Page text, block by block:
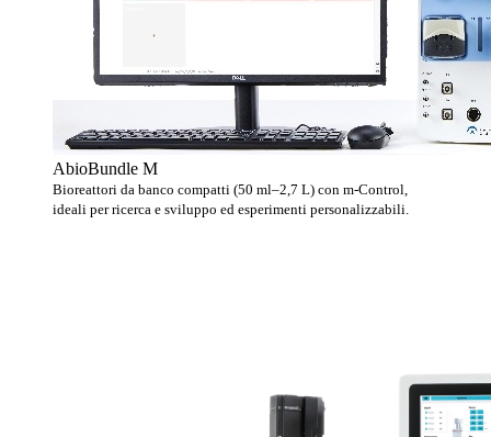
AbioBundle M
Bioreattori da banco compatti (50 ml–2,7 L) con m-Control,
ideali per ricerca e sviluppo ed esperimenti personalizzabili.